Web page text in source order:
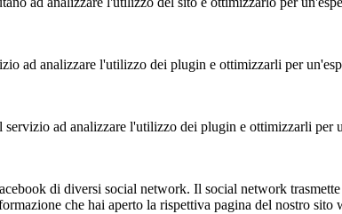
ad analizzare l'utilizzo dei plugin e ottimizzarli per
ad analizzare l'utilizzo dei plugin e ottimizzarli per
di diversi social network. Il social network
che hai aperto la rispettiva pagina del nostro sito